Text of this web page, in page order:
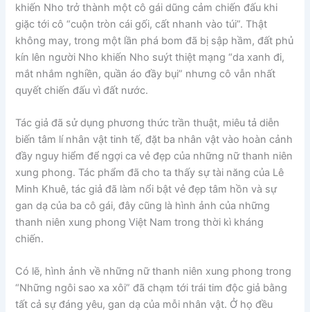
khiến Nho trở thành một cô gái dũng cảm chiến đấu khi
giặc tới cô “cuộn tròn cái gối, cất nhanh vào túi”. Thật
không may, trong một lần phá bom đã bị sập hầm, đất phủ
kín lên người Nho khiến Nho suýt thiệt mạng “da xanh đi,
mắt nhắm nghiền, quần áo đầy bụi” nhưng cô vẫn nhất
quyết chiến đấu vì đất nước.
Tác giả đã sử dụng phương thức trần thuật, miêu tả diễn
biến tâm lí nhân vật tinh tế, đặt ba nhân vật vào hoàn cảnh
đầy nguy hiểm để ngợi ca vẻ đẹp của những nữ thanh niên
xung phong. Tác phẩm đã cho ta thấy sự tài năng của Lê
Minh Khuê, tác giả đã làm nổi bật vẻ đẹp tâm hồn và sự
gan dạ của ba cô gái, đây cũng là hình ảnh của những
thanh niên xung phong Việt Nam trong thời kì kháng
chiến.
Có lẽ, hình ảnh về những nữ thanh niên xung phong trong
“Những ngôi sao xa xôi” đã chạm tới trái tim độc giả bằng
tất cả sự đáng yêu, gan dạ của mỗi nhân vật. Ở họ đều